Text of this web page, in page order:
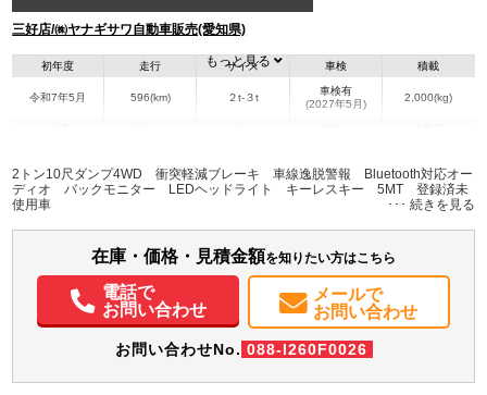
三好店/㈱ヤナギサワ自動車販売(愛知県)
初年度
令和7年5月
走行
596(km)
サイズ
２t-３t
車検
車検有
(2027年5月)
積載
2,000(kg)
愛知県
W:1,590
H:320
W:1,690
H:1,990
無
パワステ パワーウィンドウ ABS エアバッグ
集中ドアロック
電動格納ミラー
バックモニター
取扱説明書（一部含む）
メンテナンスノート（保証書）
もっと見る
2トン10尺ダンプ4WD 衝突軽減ブレーキ 車線逸脱警報 Bluetooth対応オー
ディオ バックモニター LEDヘッドライト キーレスキー 5MT 登録済未
使用車
在庫・価格・見積金額を知りたい方はこちら
電話で
お問い合わせ
メールで
お問い合わせ
お問い合わせNo. 088-I260F0026